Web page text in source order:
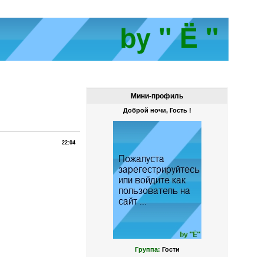
22:04
Мини-профиль
Доброй ночи, Гость !
Группа: Гости